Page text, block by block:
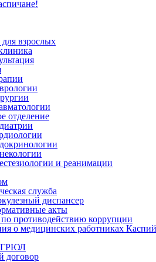
взрослых
отделение
и реанимации
служба
диспансер
акты
противодействию коррупции
о медицинских работниках
договор